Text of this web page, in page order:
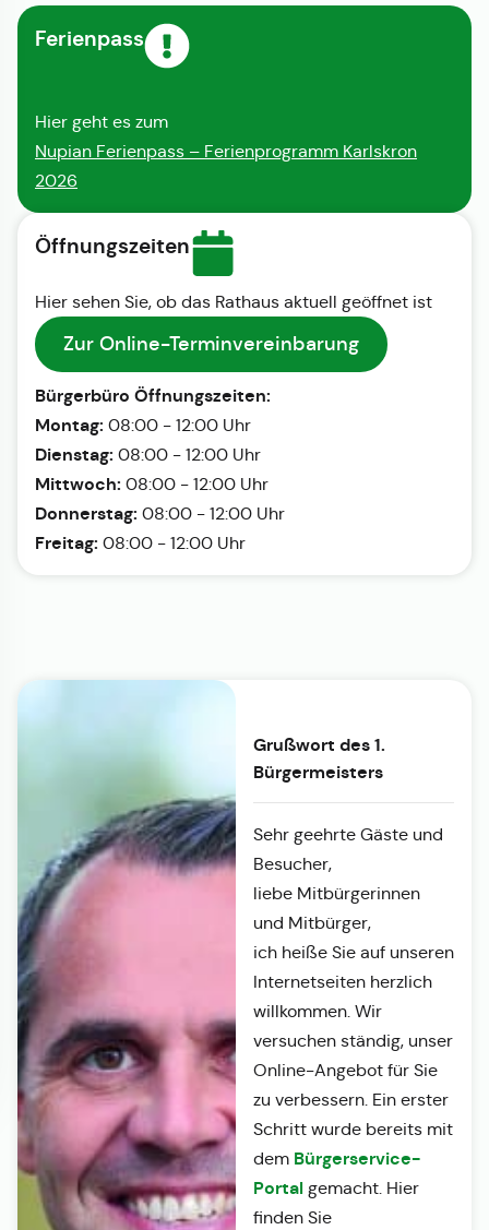
Ferienpass
Hier geht es zum
Nupian Ferienpass – Ferienprogramm Karlskron
2026
Öffnungszeiten
Hier sehen Sie, ob das Rathaus aktuell geöffnet ist
Zur Online-Terminvereinbarung
Bürgerbüro Öffnungszeiten:
Montag: 08:00 - 12:00 Uhr
Dienstag: 08:00 - 12:00 Uhr
Mittwoch: 08:00 - 12:00 Uhr
Donnerstag: 08:00 - 12:00 Uhr
Freitag: 08:00 - 12:00 Uhr
Grußwort des 1.
Bürgermeisters
Sehr geehrte Gäste und
Besucher,
liebe Mitbürgerinnen
und Mitbürger,
ich heiße Sie auf unseren
Internetseiten herzlich
willkommen. Wir
versuchen ständig, unser
Online-Angebot für Sie
zu verbessern. Ein erster
Schritt wurde bereits mit
dem Bürgerservice-
Portalgemacht. Hier
finden Sie